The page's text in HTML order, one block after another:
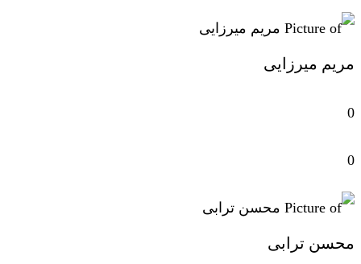
مریم میرزایی
0
0
محسن ترابی